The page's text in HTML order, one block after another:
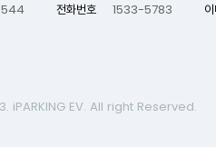
전화번호 1533-5783
iPARKING EV. All right Reserved.